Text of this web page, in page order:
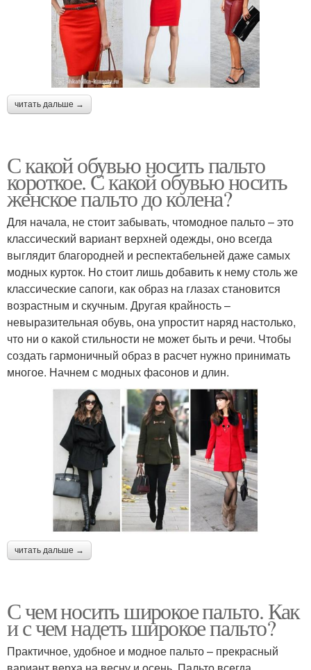
читать дальше →
С какой обувью носить пальто
короткое. С какой обувью носить
женское пальто до колена?
Для начала, не стоит забывать, чтомодное пальто – это
классический вариант верхней одежды, оно всегда
выглядит благородней и респектабельней даже самых
модных курток. Но стоит лишь добавить к нему столь же
классические сапоги, как образ на глазах становится
возрастным и скучным. Другая крайность –
невыразительная обувь, она упростит наряд настолько,
что ни о какой стильности не может быть и речи. Чтобы
создать гармоничный образ в расчет нужно принимать
многое. Начнем с модных фасонов и длин.
читать дальше →
С чем носить широкое пальто. Как
и с чем надеть широкое пальто?
Практичное, удобное и модное пальто – прекрасный